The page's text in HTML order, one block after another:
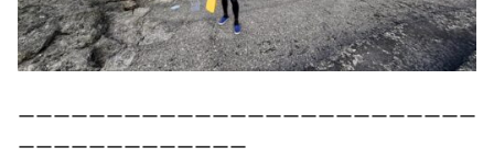
ーーーーーーーーーーーーーーーーーーーーーーーーーー
ーーーーーーーーーーーーー